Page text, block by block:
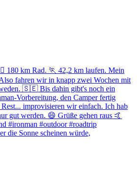
die Sonne scheinen würde,